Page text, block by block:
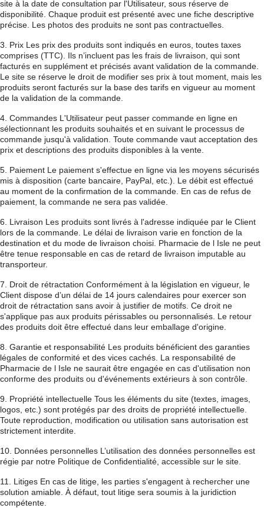
site à la date de consultation par l'Utilisateur, sous réserve de
disponibilité. Chaque produit est présenté avec une fiche descriptive
précise. Les photos des produits ne sont pas contractuelles.
3. Prix Les prix des produits sont indiqués en euros, toutes taxes
comprises (TTC). Ils n’incluent pas les frais de livraison, qui sont
facturés en supplément et précisés avant validation de la commande.
Le site se réserve le droit de modifier ses prix à tout moment, mais les
produits seront facturés sur la base des tarifs en vigueur au moment
de la validation de la commande.
4. Commandes L'Utilisateur peut passer commande en ligne en
sélectionnant les produits souhaités et en suivant le processus de
commande jusqu'à validation. Toute commande vaut acceptation des
prix et descriptions des produits disponibles à la vente.
5. Paiement Le paiement s'effectue en ligne via les moyens sécurisés
mis à disposition (carte bancaire, PayPal, etc.). Le débit est effectué
au moment de la confirmation de la commande. En cas de refus de
paiement, la commande ne sera pas validée.
6. Livraison Les produits sont livrés à l'adresse indiquée par le Client
lors de la commande. Le délai de livraison varie en fonction de la
destination et du mode de livraison choisi. Pharmacie de l Isle ne peut
être tenue responsable en cas de retard de livraison imputable au
transporteur.
7. Droit de rétractation Conformément à la législation en vigueur, le
Client dispose d’un délai de 14 jours calendaires pour exercer son
droit de rétractation sans avoir à justifier de motifs. Ce droit ne
s'applique pas aux produits périssables ou personnalisés. Le retour
des produits doit être effectué dans leur emballage d'origine.
8. Garantie et responsabilité Les produits bénéficient des garanties
légales de conformité et des vices cachés. La responsabilité de
Pharmacie de l Isle ne saurait être engagée en cas d'utilisation non
conforme des produits ou d'événements extérieurs à son contrôle.
9. Propriété intellectuelle Tous les éléments du site (textes, images,
logos, etc.) sont protégés par des droits de propriété intellectuelle.
Toute reproduction, modification ou utilisation sans autorisation est
strictement interdite.
10. Données personnelles L’utilisation des données personnelles est
régie par notre Politique de Confidentialité, accessible sur le site.
11. Litiges En cas de litige, les parties s'engagent à rechercher une
solution amiable. À défaut, tout litige sera soumis à la juridiction
compétente.